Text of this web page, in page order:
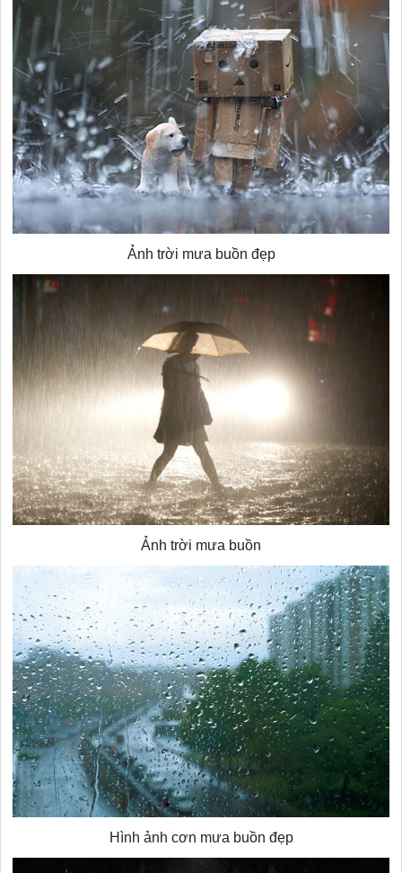
Ảnh trời mưa buồn đẹp
Ảnh trời mưa buồn
Hình ảnh cơn mưa buồn đẹp